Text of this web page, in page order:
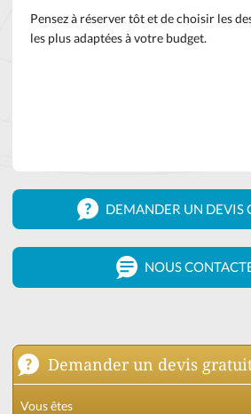
Pensez à réserver tôt et de choisir les
les plus adaptées à votre budget.
DEMANDER UN DEVIS
NOUS
Demander un devis
Vous êtes